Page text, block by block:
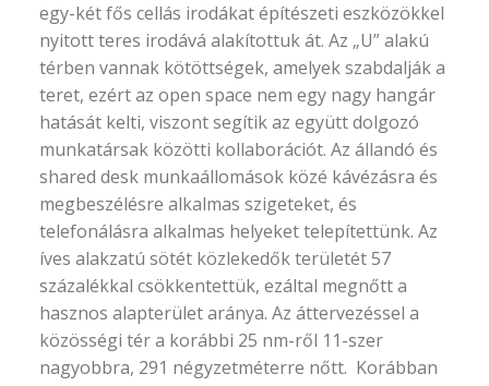
egy-két fős cellás irodákat építészeti eszközökkel
nyitott teres irodává alakítottuk át. Az „U” alakú
térben vannak kötöttségek, amelyek szabdalják a
teret, ezért az open space nem egy nagy hangár
hatását kelti, viszont segítik az együtt dolgozó
munkatársak közötti kollaborációt. Az állandó és
shared desk munkaállomások közé kávézásra és
megbeszélésre alkalmas szigeteket, és
telefonálásra alkalmas helyeket telepítettünk. Az
íves alakzatú sötét közlekedők területét 57
százalékkal csökkentettük, ezáltal megnőtt a
hasznos alapterület aránya. Az áttervezéssel a
közösségi tér a korábbi 25 nm-ről 11-szer
nagyobbra, 291 négyzetméterre nőtt. Korábban